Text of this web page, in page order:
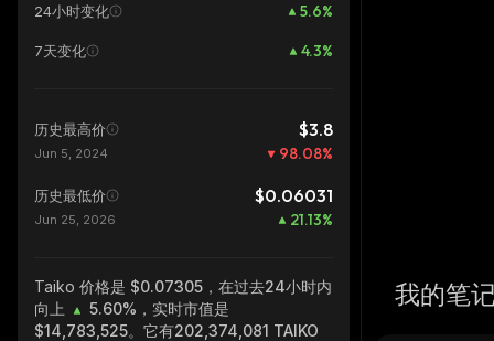
24小时变化 5.6%
7天变化 4.3%
历史最高价 $3.8
Jun 5, 2024 98.08%
历史最低价 $0.06031
Jun 25, 2026 21.13%
Taiko 价格是 $0.07305，在过去24小时内
向上
5.60% ，实时市值是
$14,783,525。它有202,374,081 TAIKO
我的笔